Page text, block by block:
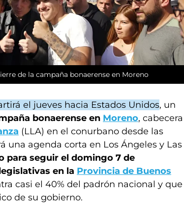
de la campaña bonaerense en Moreno
el jueves hacia Estados Unidos, un
bonaerense en Moreno, cabecera
(LLA) en el conurbano desde las
una agenda corta en Los Ángeles y Las
para seguir el domingo 7 de
en la Provincia de Buenos
casi el 40% del padrón nacional y que
de su gobierno.